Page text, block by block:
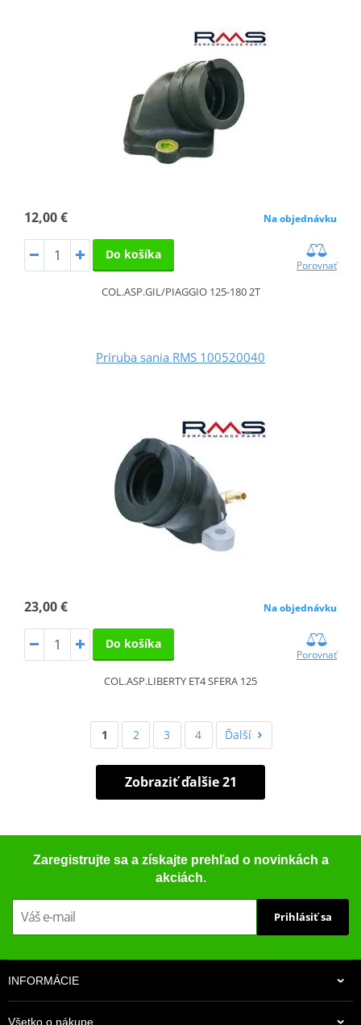
12,00 € Na objednávku
Do košíka
Porovnať
COL.ASP.GIL/PIAGGIO 125-180 2T
Príruba sania RMS 100520040
23,00 € Na objednávku
Do košíka
Porovnať
COL.ASP.LIBERTY ET4 SFERA 125
1 2 3 4 Ďalší
Zobraziť ďalšie 21
Zaregistrujte sa a získajte prehľad o novinkách a
akciách.
Prihlásiť sa
INFORMÁCIE
Všetko o nákupe